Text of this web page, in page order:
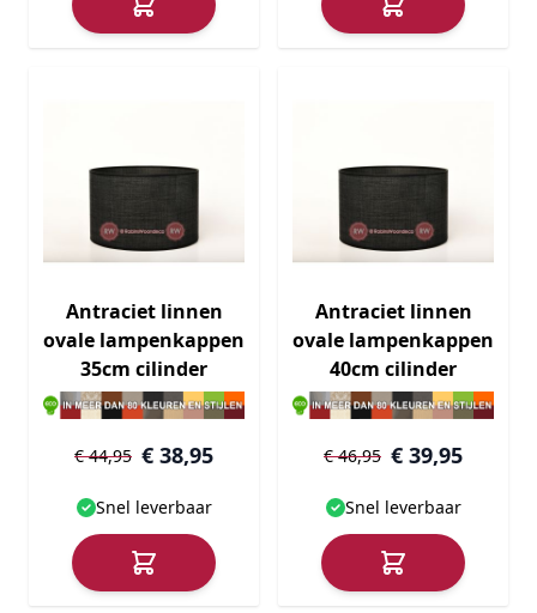
Antraciet linnen
ovale lampenkappen
35cm cilinder
€ 38,95
€ 44,95
Snel leverbaar
Antraciet linnen
ovale lampenkappen
40cm cilinder
€ 39,95
€ 46,95
Snel leverbaar